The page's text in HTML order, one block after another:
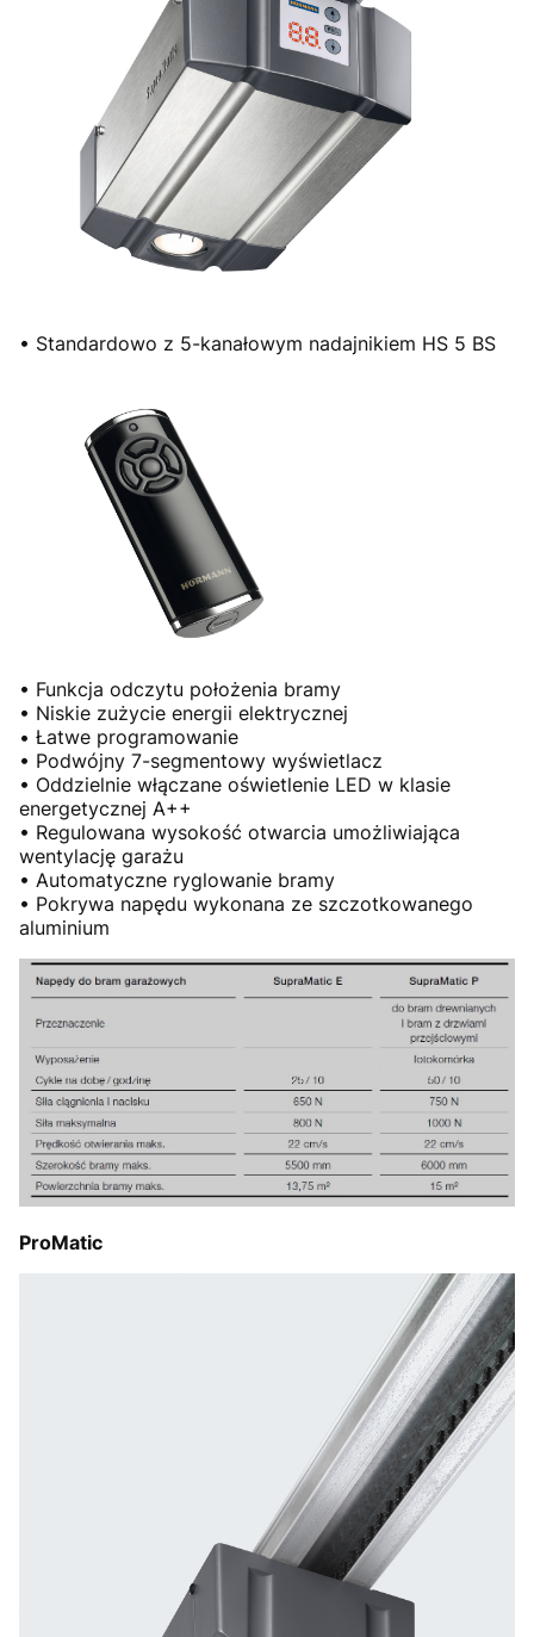
• Standardowo z 5-kanałowym nadajnikiem HS 5 BS
• Funkcja odczytu położenia bramy
• Niskie zużycie energii elektrycznej
• Łatwe programowanie
• Podwójny 7-segmentowy wyświetlacz
• Oddzielnie włączane oświetlenie LED w klasie
energetycznej A++
• Regulowana wysokość otwarcia umożliwiająca
wentylację garażu
• Automatyczne ryglowanie bramy
• Pokrywa napędu wykonana ze szczotkowanego
aluminium
ProMatic